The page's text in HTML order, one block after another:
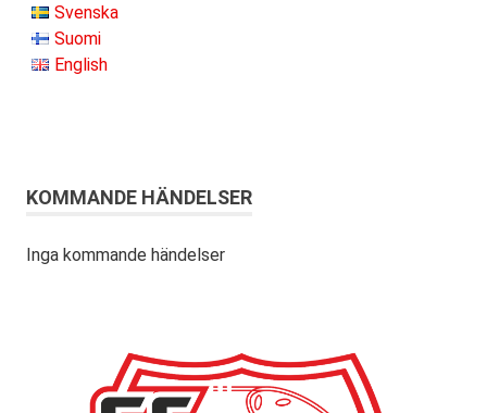
Svenska
Suomi
English
KOMMANDE HÄNDELSER
Inga kommande händelser